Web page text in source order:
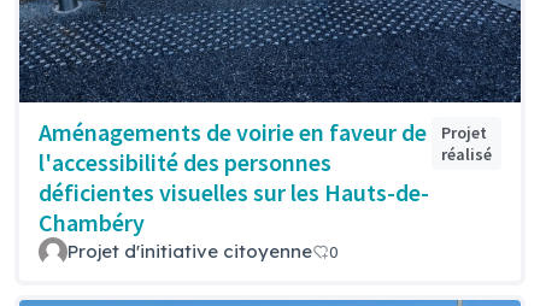
Aménagements de voirie en faveur de
l'accessibilité des personnes
déficientes visuelles sur les Hauts-de-
Chambéry
Projet
réalisé
Projet d'initiative citoyenne 0